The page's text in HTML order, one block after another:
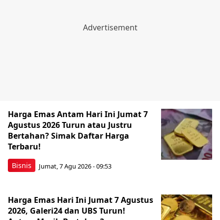
Bisnis
Harga Emas Antam Hari Ini Jumat 7
Agustus 2026 Turun atau Justru
Bertahan? Simak Daftar Harga
Terbaru!
Jumat, 7 Agu 2026 - 09:53
Harga Emas Hari Ini Jumat 7 Agustus
2026, Galeri24 dan UBS Turun!